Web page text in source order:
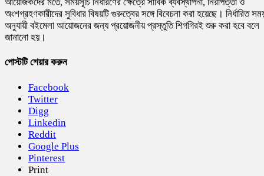
অংশগ্রহণকারীদের সুবিধার বিষয়টি গুরুত্বের সঙ্গে বিবেচনা করা হয়েছে। নির্ধারিত
অনুযায়ী বইমেলা আয়োজনের জন্য প্রয়োজনীয় প্রস্তুতি শিগগিরই শুরু করা হবে বলে
জানানো হয়।
পোস্টটি শেয়ার করুন
Facebook
Twitter
Digg
Linkedin
Reddit
Google Plus
Pinterest
Print